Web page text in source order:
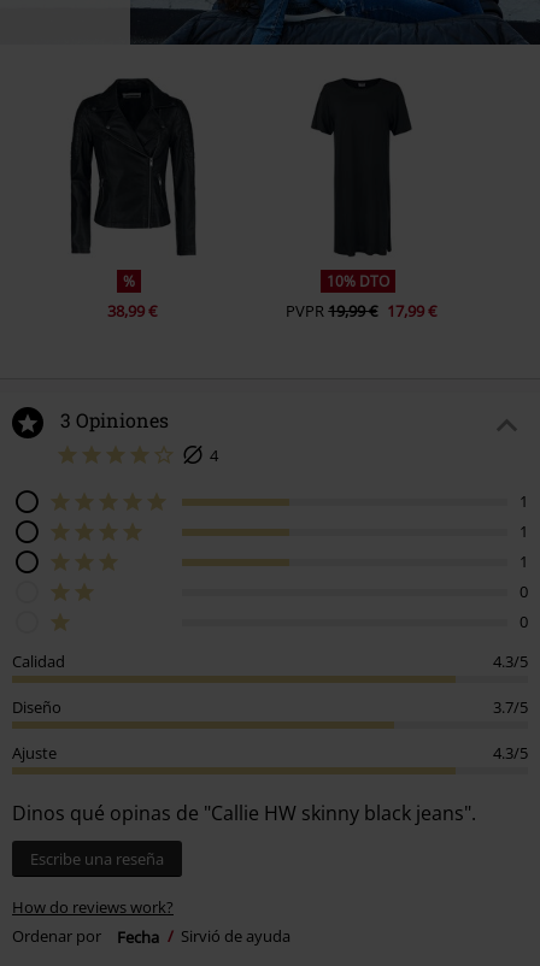
%
38,99 €
10% DTO
PVPR19,99 € 17,99 €
3 Opiniones
4
1
1
1
0
0
Calidad
4.3/5
Diseño 3.7/5
Ajuste 4.3/5
Dinos qué opinas de "Callie HW skinny black jeans".
Escribe una reseña
How do reviews work?
Ordenar por
Fecha Sirvió de ayuda